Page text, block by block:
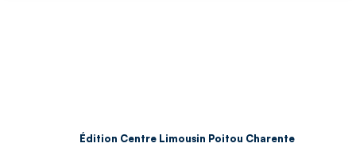
Édition Centre Limousin Poitou Charente